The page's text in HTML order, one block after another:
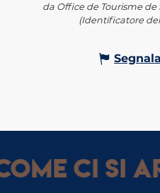
da Office de Tourisme
(Identificatore
ci si